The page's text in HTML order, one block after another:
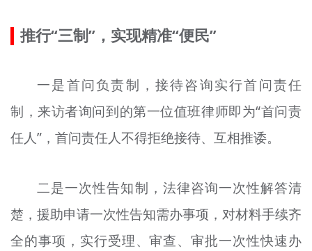
推行“三制”，实现精准“便民”
一是首问负责制，接待咨询实行首问责任
制，来访者询问到的第一位值班律师即为“首问责
任人”，首问责任人不得拒绝接待、互相推诿。
二是一次性告知制，法律咨询一次性解答清
楚，援助申请一次性告知需办事项，对材料手续齐
全的事项，实行受理、审查、审批一次性快速办